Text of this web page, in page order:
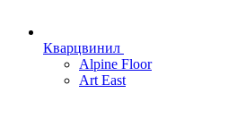
Кварцвинил
Alpine Floor
Art East